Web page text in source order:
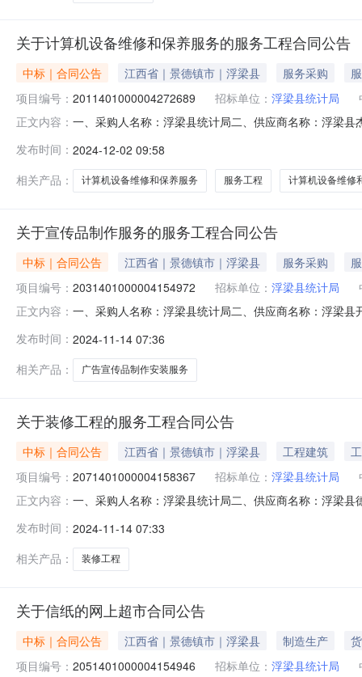
关于计算机设备维修和保养服务的服务工程合同公告
中标｜合同公告 江西省｜景德镇市｜浮梁县 服务采购
项目编号： 2011401000004272689 招标单位： 浮梁县统计局
正文内容： 一、采购人名称：浮梁县统计局二、供应商名称：浮梁
项：无八、联系方式1、采购人名称：浮梁县统计局联系
发布时间： 2024-12-02 09:58
相关产品：
计算机设备维修和保养服务 服务工程 计算机设备维修
关于宣传品制作服务的服务工程合同公告
中标｜合同公告 江西省｜景德镇市｜浮梁县 服务采购
项目编号： 2031401000004154972 招标单位： 浮梁县统计局
正文内容： 一、采购人名称：浮梁县统计局二、供应商名称：浮梁
无八、联系方式1、采购人名称：浮梁县统计局联系人：
发布时间： 2024-11-14 07:36
相关产品：
广告宣传品制作安装服务
关于装修工程的服务工程合同公告
中标｜合同公告 江西省｜景德镇市｜浮梁县 工程建筑
项目编号： 2071401000004158367 招标单位： 浮梁县统计局
正文内容： 一、采购人名称：浮梁县统计局二、供应商名称：浮梁
八、联系方式1、采购人名称：浮梁县统计局联系人：江
发布时间： 2024-11-14 07:33
相关产品：
装修工程
关于信纸的网上超市合同公告
中标｜合同公告 江西省｜景德镇市｜浮梁县 制造生产
项目编号： 2051401000004154946 招标单位： 浮梁县统计局